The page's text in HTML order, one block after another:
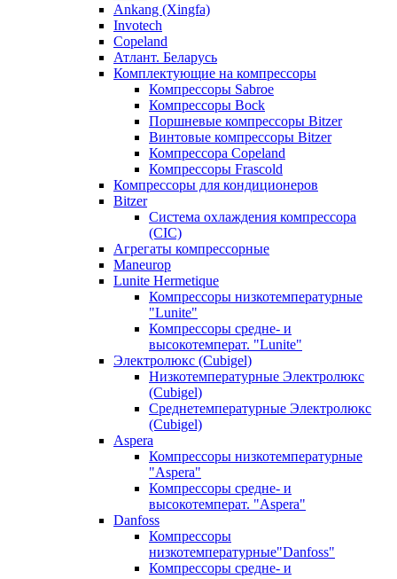
Ankang (Xingfa)
Invotech
Copeland
Атлант. Беларусь
Комплектующие на компрессоры
Компрессоры Sabroe
Компрессоры Bock
Поршневые компрессоры Bitzer
Винтовые компрессоры Bitzer
Компрессора Copeland
Компрессоры Frascold
Компрессоры для кондиционеров
Bitzer
Система охлаждения компрессора
(CIC)
Агрегаты компрессорные
Maneurop
Lunite Hermetique
Компрессоры низкотемпературные
"Lunite"
Компрессоры средне- и
высокотемперат. "Lunite"
Электролюкс (Cubigel)
Низкотемпературные Электролюкс
(Cubigel)
Среднетемпературные Электролюкс
(Cubigel)
Aspera
Компрессоры низкотемпературные
"Aspera"
Компрессоры средне- и
высокотемперат. "Aspera"
Danfoss
Компрессоры
низкотемпературные"Danfoss"
Компрессоры средне- и